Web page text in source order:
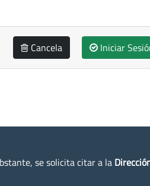
Cancela Iniciar
se solicita citar a la